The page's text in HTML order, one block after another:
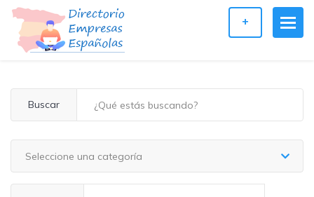
+
Buscar
Seleccione una categoría